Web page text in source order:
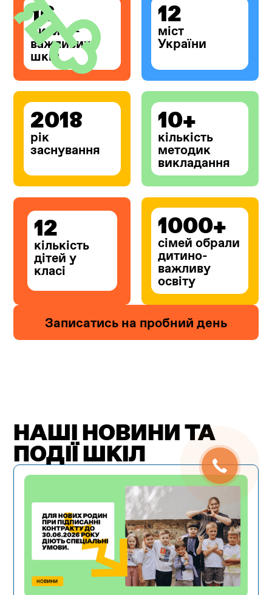
16
дитино-
важливих
шкіл
12
міст
України
2018
рік
заснування
1000+
сімей обрали
дитино-
важливу
освіту
10+
кількість
методик
викладання
12
кількість
дітей у
класі
Записатись на пробний день
НАШІ НОВИНИТА
ПОДІЇ ШКІЛ